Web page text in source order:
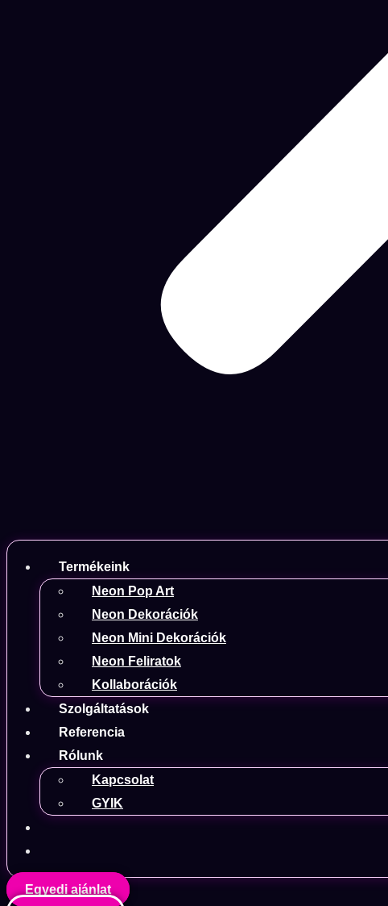
Termékeink
Neon Pop Art
Neon Dekorációk
Neon Mini Dekorációk
Neon Feliratok
Kollaborációk
Szolgáltatások
Referencia
Rólunk
Kapcsolat
GYIK
Egyedi ajánlat